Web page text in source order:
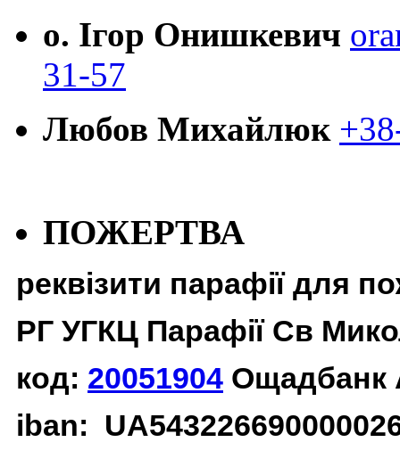
о. Ігор Онишкевич
31-57
Любов Михайлюк
ПОЖЕРТВА
реквізити парафії для
РГ УГКЦ Парафії Св
код: 20051904 Ощадбанк
iban: